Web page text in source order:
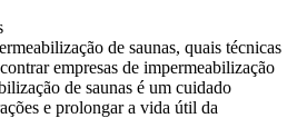
de saunas, quais técnicas
empresas de impermeabilização
de saunas é um cuidado
e prolongar a vida útil da